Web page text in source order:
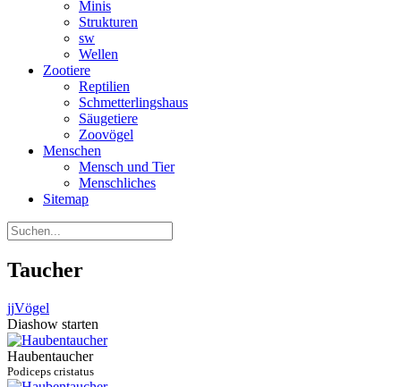
Minis
Strukturen
sw
Wellen
Zootiere
Reptilien
Schmetterlingshaus
Säugetiere
Zoovögel
Menschen
Mensch und Tier
Menschliches
Sitemap
Taucher
jjVögel
Diashow starten
Haubentaucher
Podiceps cristatus